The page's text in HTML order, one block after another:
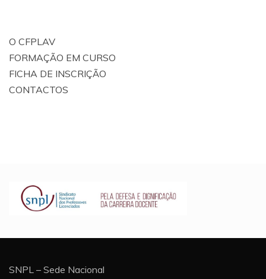
O CFPLAV
FORMAÇÃO EM CURSO
FICHA DE INSCRIÇÃO
CONTACTOS
SNPL – Sede Nacional